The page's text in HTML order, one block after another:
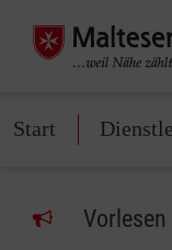
Start
Vorlesen